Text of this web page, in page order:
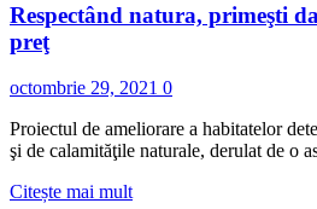
Mîndru
pietonilor
şoferilor,
în
Miercurea
Ciuc
Respectând natura, primeşti
preţ
octombrie 29, 2021 0
Proiectul de ameliorare a habitatelor
şi de calamităţile naturale, derulat de o
Citește mai multRead